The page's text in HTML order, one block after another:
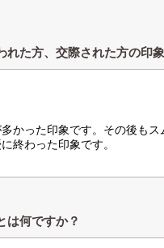
た方、交際された方の印
かった印象です。その後もス
終わった印象です。
は何ですか？